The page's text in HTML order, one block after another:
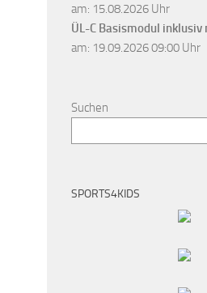
am: 15.08.2026 Uhr
ÜL-C Basismodul inklusiv
am: 19.09.2026 09:00 Uhr
Suchen
SPORTS4KIDS